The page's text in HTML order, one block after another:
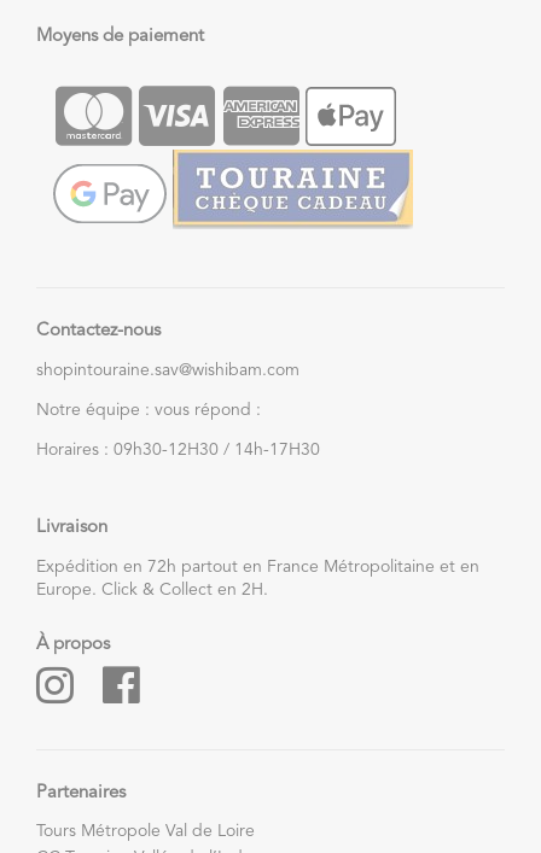
Moyens de paiement
Contactez-nous
shopintouraine.sav@wishibam.com
Notre équipe : vous répond :
Horaires : 09h30-12H30 / 14h-17H30
Livraison
Expédition en 72h partout en France Métropolitaine et en
Europe. Click & Collect en 2H.
À propos
Partenaires
Tours Métropole Val de Loire